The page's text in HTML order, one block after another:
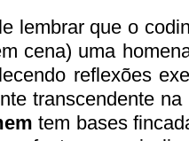
lembrar que o
cena) uma
reflexões
transcendente
tem bases